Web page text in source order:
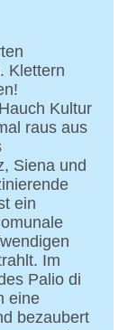
Klettern
Kultur
raus aus
Siena und
ein
Im
Palio di
eine
bezaubert